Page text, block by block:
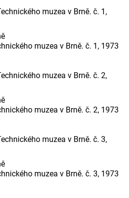
muzea v Brně. č. 1, 1973
muzea v Brně. č. 2, 1973
muzea v Brně. č. 3, 1973